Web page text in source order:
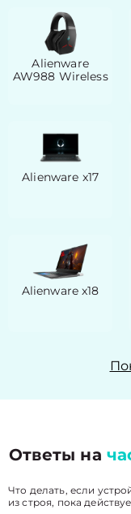
Alienware
AW988 Wireless
Alienware x17
Alienware x18
Ответы на
Что делать, если
из строя, пока